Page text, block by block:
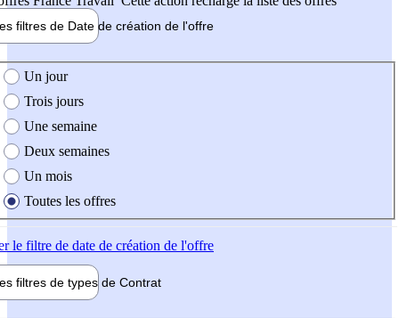
filtres de Date de création de l'offre
création de l'offre
Un jour
Trois jours
Une semaine
Deux semaines
Un mois
Toutes les offres
le filtre de date de création de l'offre
filtres de types de Contrat